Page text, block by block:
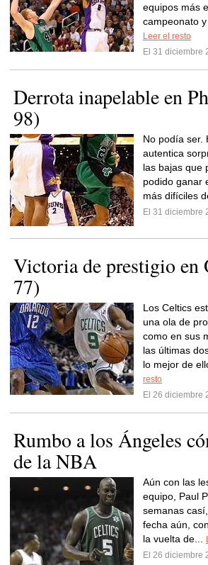
equipos más
campeonato y
Leer el resto
El 31 diciembre
Derrota inapelable en
98)
No podía ser.
autentica
las bajas que
podido ganar
más difíciles
El 31 diciembre
Victoria de prestigio en
77)
Los Celtics
una ola de
como en sus
las últimas
lo mejor de
resto
El 26 diciembre
Rumbo a los Ángeles
de la NBA
Aún con las
equipo, Paul
semanas
fecha aún,
la vuelta de...
El 26 diciembre